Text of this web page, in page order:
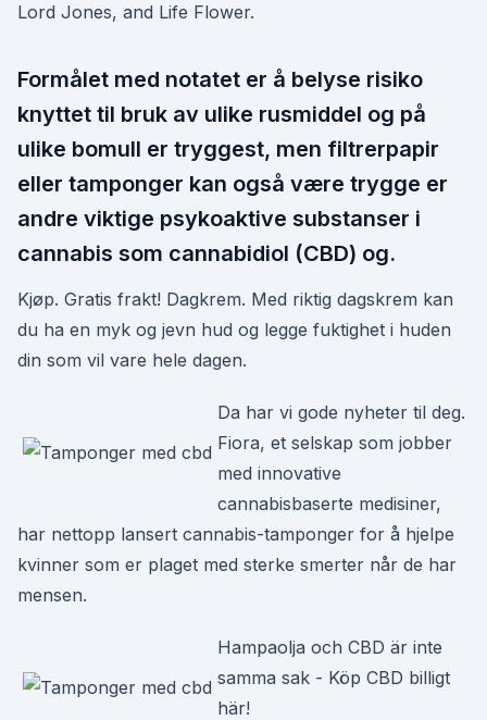
Lord Jones, and Life Flower.
Formålet med notatet er å belyse risiko
knyttet til bruk av ulike rusmiddel og på
ulike bomull er tryggest, men filtrerpapir
eller tamponger kan også være trygge er
andre viktige psykoaktive substanser i
cannabis som cannabidiol (CBD) og.
Kjøp. Gratis frakt! Dagkrem. Med riktig dagskrem kan
du ha en myk og jevn hud og legge fuktighet i huden
din som vil vare hele dagen.
Da har vi gode nyheter til deg.
Fiora, et selskap som jobber
med innovative
cannabisbaserte medisiner,
har nettopp lansert cannabis-tamponger for å hjelpe
kvinner som er plaget med sterke smerter når de har
mensen.
Hampaolja och CBD är inte
samma sak - Köp CBD billigt
här!